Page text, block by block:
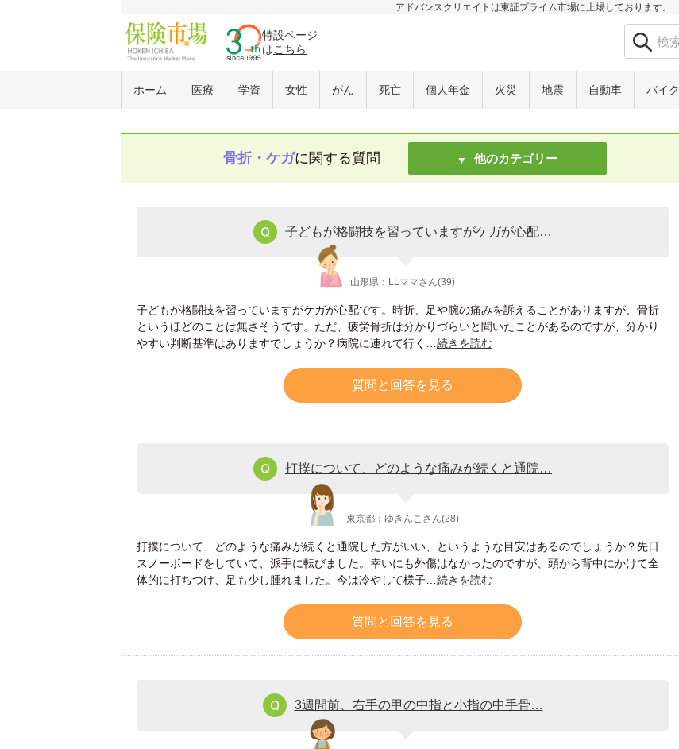
アドバンスクリエイトは東証プライム市場に上場しております。
特設ページ
はこちら
ホーム 医療 学資 女性 がん 死亡 個人年金 火災 地震 自動車 バイク
骨折・ケガに関する質問 他のカテゴリー
子どもが格闘技を習っていますがケガが心配…
山形県：LLママさん(39)
子どもが格闘技を習っていますがケガが心配です。時折、足や腕の痛みを訴えることがありますが、骨折
というほどのことは無さそうです。ただ、疲労骨折は分かりづらいと聞いたことがあるのですが、分かり
やすい判断基準はありますでしょうか？病院に連れて行く…続きを読む
質問と回答を見る
打撲について、どのような痛みが続くと通院…
東京都：ゆきんこさん(28)
打撲について、どのような痛みが続くと通院した方がいい、というような目安はあるのでしょうか？先日
スノーボードをしていて、派手に転びました。幸いにも外傷はなかったのですが、頭から背中にかけて全
体的に打ちつけ、足も少し腫れました。今は冷やして様子…続きを読む
質問と回答を見る
3週間前、右手の甲の中指と小指の中手骨…